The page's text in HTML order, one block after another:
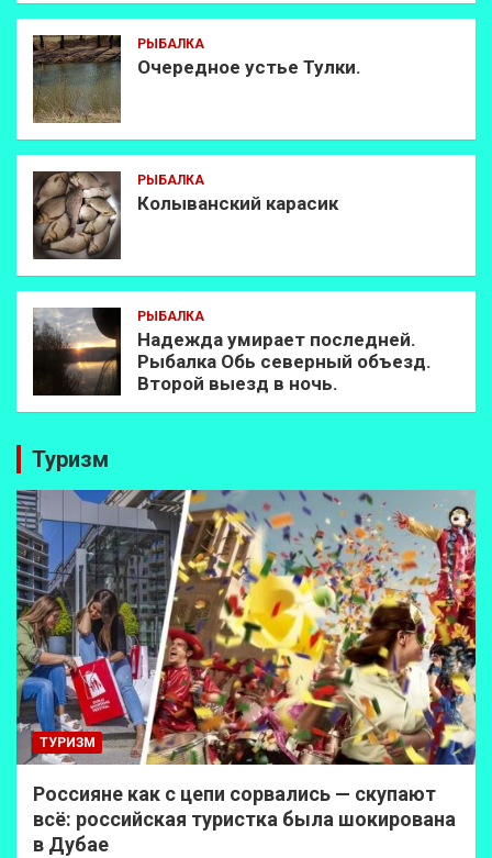
РЫБАЛКА
Очередное устье Тулки.
РЫБАЛКА
Колыванский карасик
РЫБАЛКА
Надежда умирает последней.
Рыбалка Обь северный объезд.
Второй выезд в ночь.
Туризм
ТУРИЗМ
Россияне как с цепи сорвались — скупают
всё: российская туристка была шокирована
в Дубае